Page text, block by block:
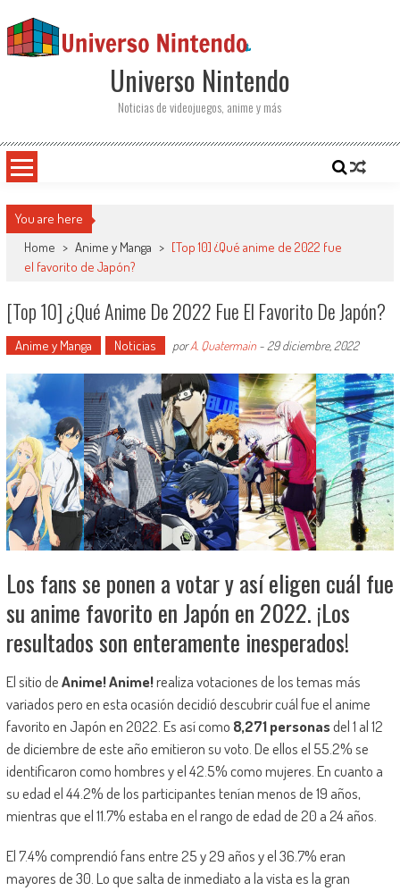
Universo Nintendo
Noticias de videojuegos, anime y más
You are here
Home > Anime y Manga > [Top 10] ¿Qué anime de 2022 fue
el favorito de Japón?
[Top 10] ¿Qué Anime De 2022 Fue El Favorito De Japón?
Anime y Manga Noticias porA. Quatermain- 29 diciembre, 2022
Los fans se ponen a votar y así eligen cuál fue
su anime favorito en Japón en 2022. ¡Los
resultados son enteramente inesperados!
El sitio deAnime! Anime!realiza votaciones de los temas más
variados pero en esta ocasión decidió descubrir cuál fue el anime
favorito en Japón en 2022. Es así como 8,271 personasdel 1 al 12
de diciembre de este año emitieron su voto. De ellos el 55.2% se
identificaron como hombres y el 42.5% como mujeres. En cuanto a
su edad el 44.2% de los participantes tenían menos de 19 años,
mientras que el 11.7% estaba en el rango de edad de 20 a 24 años.
El 7.4% comprendió fans entre 25 y 29 años y el 36.7% eran
mayores de 30. Lo que salta de inmediato a la vista es la gran